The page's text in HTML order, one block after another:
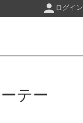
ログイン
テー